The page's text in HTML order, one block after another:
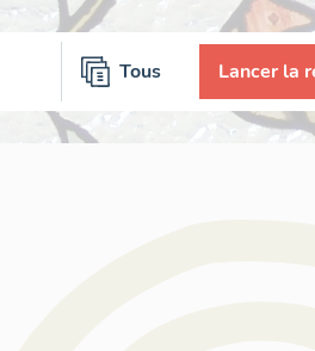
Tous Lancer la